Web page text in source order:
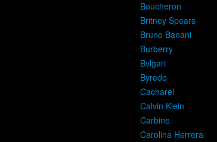
Boucheron
Britney Spears
Bruno Banani
Burberry
Bvlgari
Byredo
Cacharel
Calvin Klein
Carbine
Carolina Herrera